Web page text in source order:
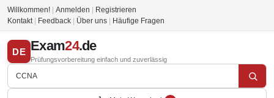
Willkommen! Anmelden
Registrieren
Kontakt
Feedback Über uns Häufige Fragen
DE Exam24.de
Prüfungsvorbereitung einfach und zuverlässig